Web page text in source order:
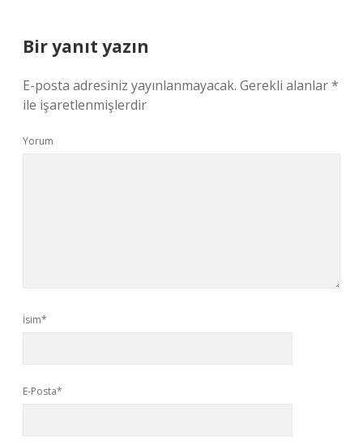
Bir yanıt yazın
E-posta adresiniz yayınlanmayacak. Gerekli alanlar*
ile işaretlenmişlerdir
Yorum
İsim*
E-Posta*